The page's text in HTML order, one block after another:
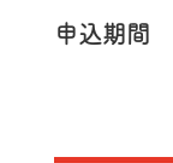
申込期間